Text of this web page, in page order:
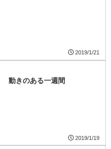
2019/1/21
動きのある一週間
2019/1/19